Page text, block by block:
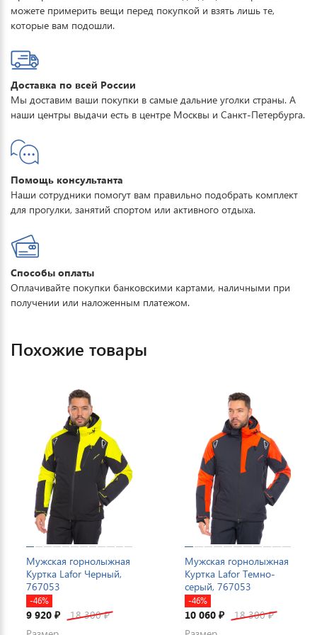
можете примерить вещи перед покупкой и взять лишь те,
которые вам подошли.
Доставка по всей России
Мы доставим ваши покупки в самые дальние уголки страны. А
наши центры выдачи есть в центре Москвы и Санкт-Петербурга.
Помощь консультанта
Наши сотрудники помогут вам правильно подобрать комплект
для прогулки, занятий спортом или активного отдыха.
Способы оплаты
Оплачивайте покупки банковскими картами, наличными при
получении или наложенным платежом.
Похожие товары
Мужская горнолыжная
Куртка Lafor Черный,
767053
-46%
9 920 ₽ 18 300₽
Мужская горнолыжная
Куртка Lafor Темно-
серый, 767053
-46%
10 060 ₽ 18 300₽